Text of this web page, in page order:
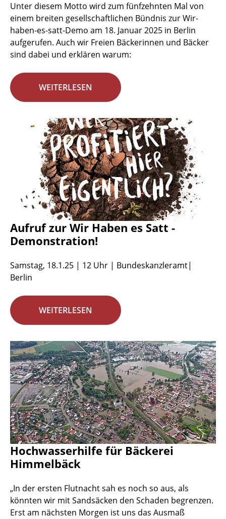
Unter diesem Motto wird zum fünfzehnten Mal von
einem breiten gesellschaftlichen Bündnis zur Wir-
haben-es-satt-Demo am 18. Januar 2025 in Berlin
aufgerufen. Auch wir Freien Bäckerinnen und Bäcker
sind dabei und erklären warum:
WEITERLESEN
Aufruf zur Wir Haben es Satt -
Demonstration!
Samstag, 18.1.25 | 12 Uhr | Bundeskanzleramt|
Berlin
WEITERLESEN
Hochwasserhilfe für Bäckerei
Himmelbäck
„In der ersten Flutnacht sah es noch so aus, als
könnten wir mit Sandsäcken den Schaden begrenzen.
Erst am nächsten Morgen ist uns das Ausmaß